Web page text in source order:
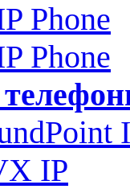
Phone
Phone
IP